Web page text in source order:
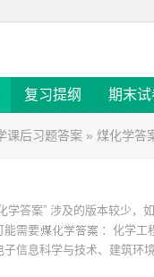
复习提纲 期末试
课后习题答案 » 煤化学答
学答案” 涉及的版本较少，
能需要
：化学工
子信息科学与技术、建筑环